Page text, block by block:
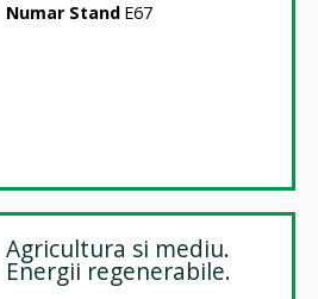
Numar Stand E67
Agricultura si mediu.
Energii regenerabile.